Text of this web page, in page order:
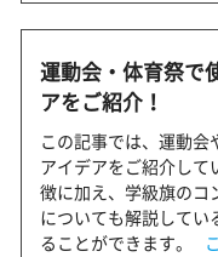
運動会・体育祭で
アをご紹介！
この記事では、運動
アイデアをご紹介して
徴に加え、学級旗のコ
についても解説してい
ることができます。